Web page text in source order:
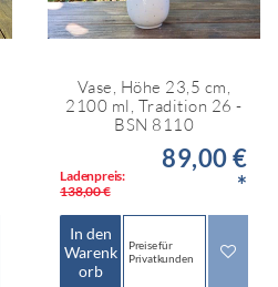
Vase, Höhe 23,5 cm,
2100 ml, Tradition 26 -
BSN 8110
Ladenpreis:
138,00 €
89,00 €
*
In den
Warenk
orb
Preise für
Privatkunden